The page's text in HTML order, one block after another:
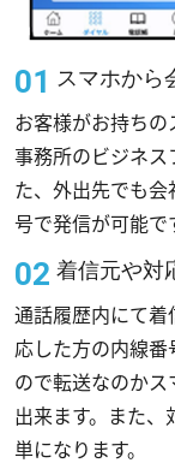
スマホから
お客様がお持ち
事務所のビジネス
た、外出先でも
号で発信が可能で
着信元や対
通話履歴内にて
応した方の内線
ので転送なのか
出来ます。また
単になります。